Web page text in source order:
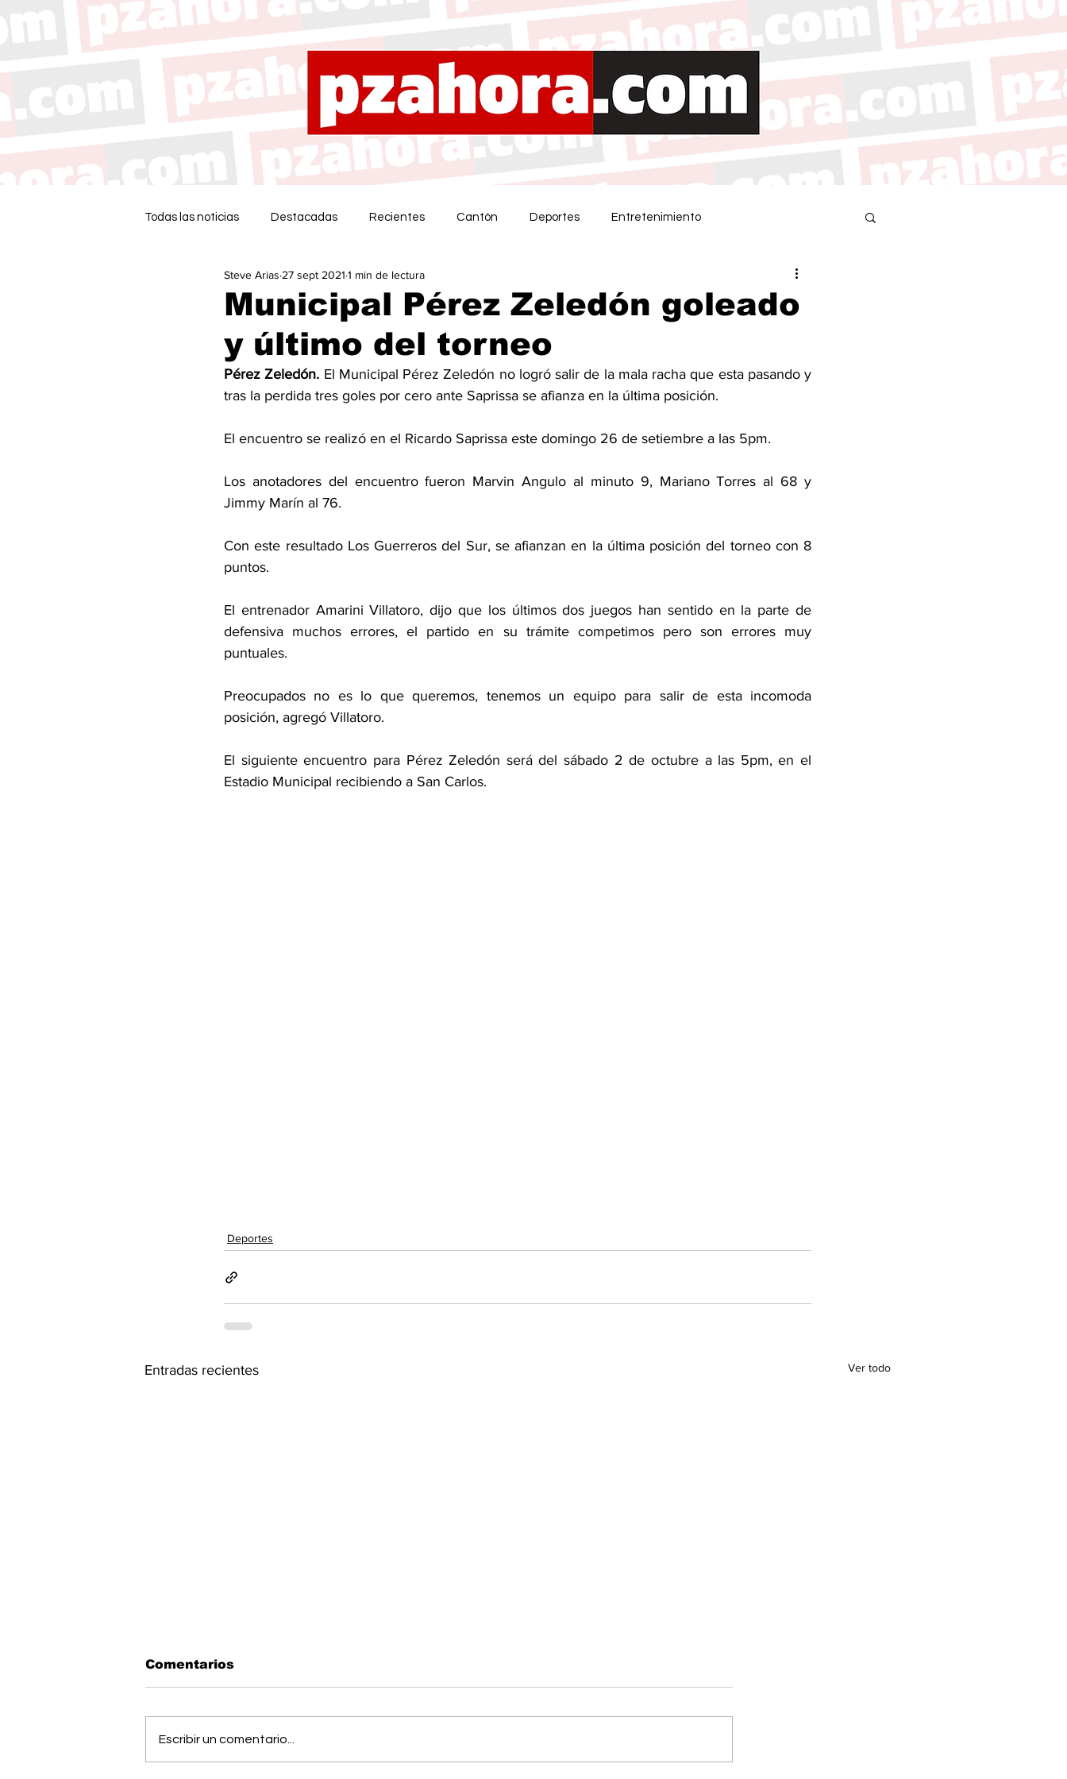
Todas las noticias Destacadas Recientes Cantón Deportes Entretenimiento
Municipal Pérez Zeledón goleado
y último del torneo
Steve Arias 27 sept 2021 1 min de lectura
Pérez Zeledón. El Municipal Pérez Zeledón no logró salir de la mala racha que esta pasando y
tras la perdida tres goles por cero ante Saprissa se afianza en la última posición.
El encuentro se realizó en el Ricardo Saprissa este domingo 26 de setiembre a las 5pm.
Los anotadores del encuentro fueron Marvin Angulo al minuto 9, Mariano Torres al 68 y
Jimmy Marín al 76.
Con este resultado Los Guerreros del Sur, se afianzan en la última posición del torneo con 8
puntos.
El entrenador Amarini Villatoro, dijo que los últimos dos juegos han sentido en la parte de
defensiva muchos errores, el partido en su trámite competimos pero son errores muy
puntuales.
Preocupados no es lo que queremos, tenemos un equipo para salir de esta incomoda
posición, agregó Villatoro.
El siguiente encuentro para Pérez Zeledón será del sábado 2 de octubre a las 5pm, en el
Estadio Municipal recibiendo a San Carlos.
Deportes
Entradas recientes Ver todo
Comentarios
Escribir un comentario...